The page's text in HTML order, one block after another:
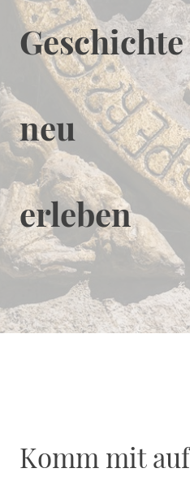
Geschichte
neu
erleben
Komm mit